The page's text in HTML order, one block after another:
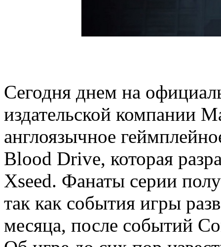
Сегодня днем на
издательской компании
англоязычное
Blood Drive, которая
Xseed. Фанаты серии
так как события игры
месяца, после событий